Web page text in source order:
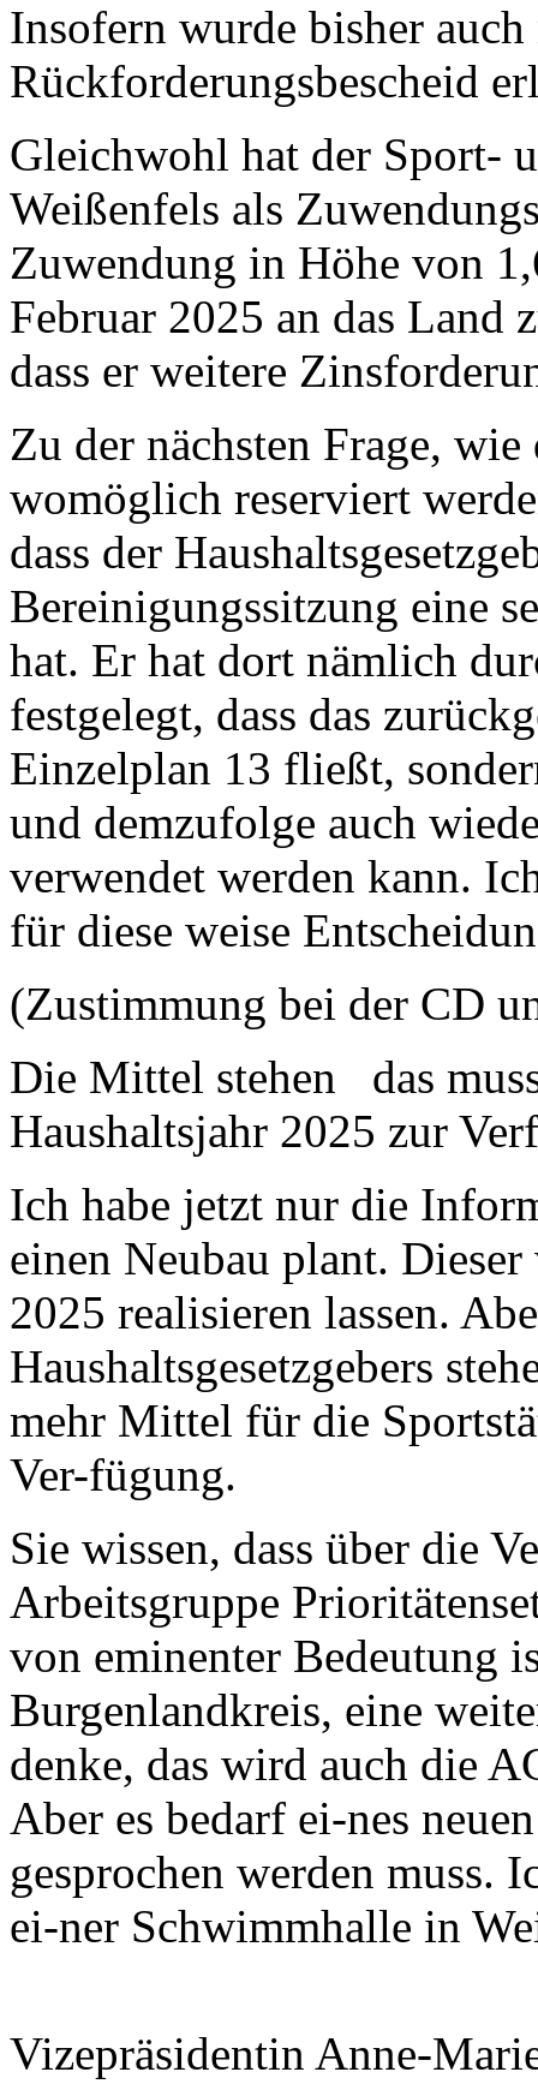
Insofern wurde bisher
Rückforderungsbescheid
Gleichwohl hat der Sport-
Weißenfels als
Zuwendung in Höhe von
Februar 2025 an das
dass er weitere
Zu der nächsten Frage,
womöglich reserviert
dass der
Bereinigungssitzung eine
hat. Er hat dort nämlich
festgelegt, dass das
Einzelplan 13 fließt,
und demzufolge auch
verwendet werden kann.
für diese weise
(Zustimmung bei der CD
Die Mittel stehen das
Haushaltsjahr 2025 zur
Ich habe jetzt nur die
einen Neubau plant.
2025 realisieren lassen.
Haushaltsgesetzgebers
mehr Mittel für die
Ver-fügung.
Sie wissen, dass über die
Arbeitsgruppe
von eminenter Bedeutung
Burgenlandkreis, eine
denke, das wird auch die
Aber es bedarf ei-nes
gesprochen werden muss.
ei-ner Schwimmhalle in
Vizepräsidentin Anne-